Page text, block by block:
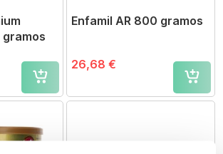
Enfamil AR 800 gramos
26,68 €